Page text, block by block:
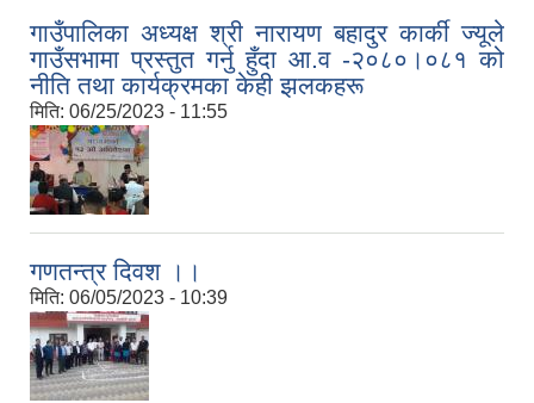
गाउँपालिका अध्यक्ष श्री नारायण बहादुर कार्की ज्यूले
गाउँसभामा प्रस्तुत गर्नु हुँदा आ.व -२०८०।०८१ को
नीति तथा कार्यक्रमका केही झलकहरू
मिति: 06/25/2023 - 11:55
गणतन्त्र दिवश ।।
मिति: 06/05/2023 - 10:39